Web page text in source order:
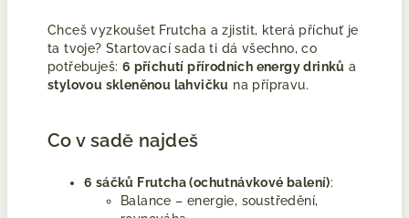
Chceš vyzkoušet Frutcha a zjistit, která příchuť je
ta tvoje? Startovací sada ti dá všechno, co
potřebuješ: 6 příchutí přírodních energy drinků a
stylovou skleněnou lahvičku na přípravu.
Co v sadě najdeš
6 sáčků Frutcha (ochutnávkové balení):
Balance – energie, soustředění,